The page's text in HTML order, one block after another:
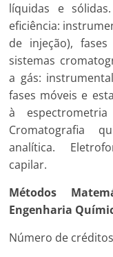
líquidas e
eficiência:
de injeção),
sistemas
a gás:
fases móveis e
à espectrometria
Cromatografia
analítica.
capilar.
Métodos
Engenharia
Número de